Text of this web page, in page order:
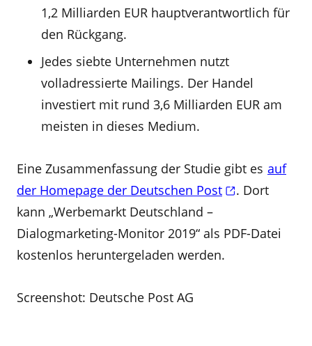
1,2 Milliarden EUR hauptverantwortlich für
den Rückgang.
Jedes siebte Unternehmen nutzt
volladressierte Mailings. Der Handel
investiert mit rund 3,6 Milliarden EUR am
meisten in dieses Medium.
Eine Zusammenfassung der Studie gibt es auf
der Homepage der Deutschen Post
. Dort
kann „Werbemarkt Deutschland –
Dialogmarketing-Monitor 2019“ als PDF-Datei
kostenlos heruntergeladen werden.
Screenshot: Deutsche Post AG